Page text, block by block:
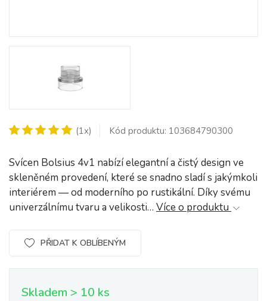
(1x) Kód produktu: 103684790300
Svícen Bolsius 4v1 nabízí elegantní a čistý design ve
skleněném provedení, které se snadno sladí s jakýmkoli
interiérem — od moderního po rustikální. Díky svému
univerzálnímu tvaru a velikosti… Více o produktu
PŘIDAT K OBLÍBENÝM
Skladem > 10 ks